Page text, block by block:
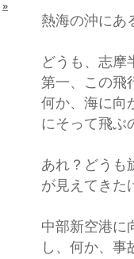
熱海の沖にあ
どうも、志摩
第一、この飛
何か、海に向
にそって飛ぶ
あれ？どうも
が見えてきた
中部新空港に
し、何か、事
»